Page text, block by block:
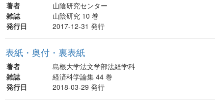
著者
山陰研究センター
雑誌
山陰研究 10 巻
発行日
2017-12-31 発行
表紙・奥付・裏表紙
著者
島根大学法文学部法経学科
雑誌
経済科学論集 44 巻
発行日
2018-03-29 発行